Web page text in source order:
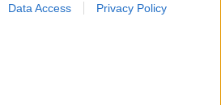
Data Access Privacy Policy